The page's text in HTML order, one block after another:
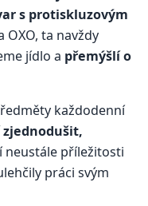
s protiskluzovým
OXO, ta navždy
jídlo a přemýšlí o
každodenní
neustále příležitosti
práci svým